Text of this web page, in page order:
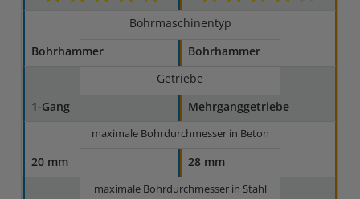
Bohrmaschinentyp
Bohrhammer
Bohrhammer
Getriebe
1-Gang
Mehrganggetriebe
maximale Bohrdurchmesser in Beton
20 mm 28 mm
maximale Bohrdurchmesser in Stahl